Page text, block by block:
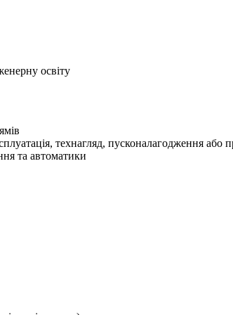
освіту
технагляд, пусконалагодження або
та автоматики